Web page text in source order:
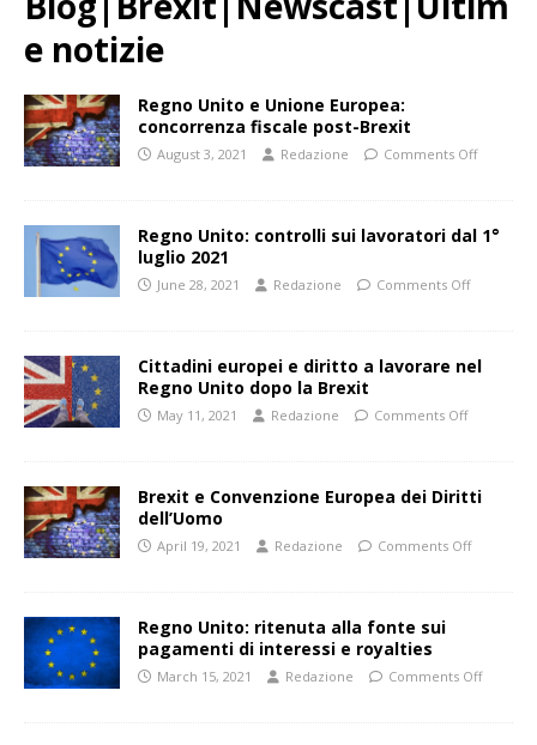
e notizie
Regno Unito e Unione Europea:
concorrenza fiscale post-Brexit
August 3, 2021 Redazione Comments Off
Regno Unito: controlli sui lavoratori dal 1°
luglio 2021
June 28, 2021 Redazione Comments Off
Cittadini europei e diritto a lavorare nel
Regno Unito dopo la Brexit
May 11, 2021 Redazione Comments Off
Brexit e Convenzione Europea dei Diritti
dell’Uomo
April 19, 2021 Redazione Comments Off
Regno Unito: ritenuta alla fonte sui
pagamenti di interessi e royalties
March 15, 2021 Redazione Comments Off